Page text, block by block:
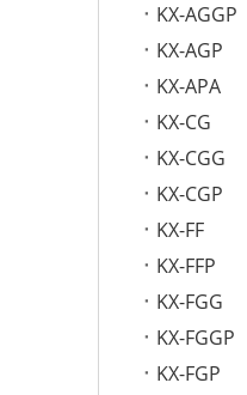
KX-AGGP
KX-AGP
KX-APA
KX-CG
KX-CGG
KX-CGP
KX-FF
KX-FFP
KX-FGG
KX-FGGP
KX-FGP